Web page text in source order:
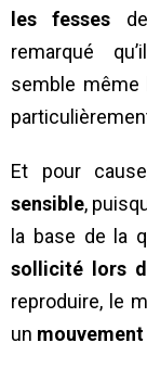
les fesses
remarqué
semble même
Et pour
sensible,
la base de la
sollicité lors
reproduire, le
un